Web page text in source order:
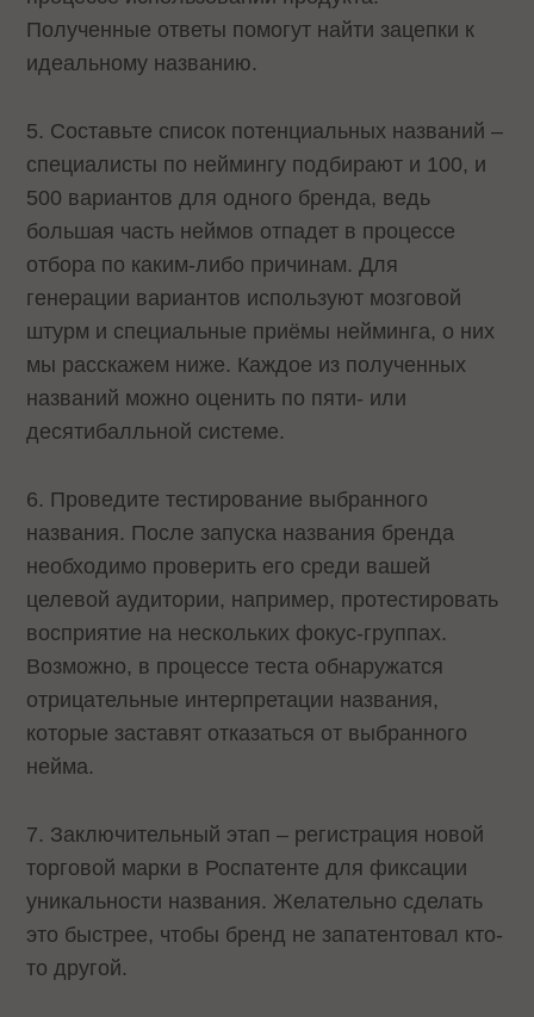
Полученные ответы помогут найти зацепки к
идеальному названию.
5. Составьте список потенциальных названий –
специалисты по неймингу подбирают и 100, и
500 вариантов для одного бренда, ведь
большая часть неймов отпадет в процессе
отбора по каким-либо причинам. Для
генерации вариантов используют мозговой
штурм и специальные приёмы нейминга, о них
мы расскажем ниже. Каждое из полученных
названий можно оценить по пяти- или
десятибалльной системе.
6. Проведите тестирование выбранного
названия. После запуска названия бренда
необходимо проверить его среди вашей
целевой аудитории, например, протестировать
восприятие на нескольких фокус-группах.
Возможно, в процессе теста обнаружатся
отрицательные интерпретации названия,
которые заставят отказаться от выбранного
нейма.
7. Заключительный этап – регистрация новой
торговой марки в Роспатенте для фиксации
уникальности названия. Желательно сделать
это быстрее, чтобы бренд не запатентовал кто-
то другой.